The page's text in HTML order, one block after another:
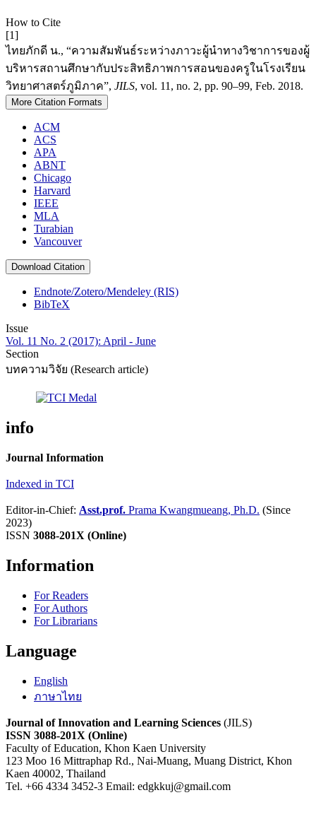
How to Cite
[1]
ไทยภักดี น., “ความสัมพันธ์ระหว่างภาวะผู้นำทางวิชาการของผู้
บริหารสถานศึกษากับประสิทธิภาพการสอนของครูในโรงเรียน
วิทยาศาสตร์ภูมิภาค”, JILS, vol. 11, no. 2, pp. 90–99, Feb. 2018.
More Citation Formats
ACM
ACS
APA
ABNT
Chicago
Harvard
IEEE
MLA
Turabian
Vancouver
Download Citation
Endnote/Zotero/Mendeley (RIS)
BibTeX
Issue
Vol. 11 No. 2 (2017): April - June
Section
บทความวิจัย (Research article)
info
Journal Information
Indexed in TCI
Editor-in-Chief: Asst.prof. Prama Kwangmueang, Ph.D. (Since
2023)
ISSN 3088-201X (Online)
Information
For Readers
For Authors
For Librarians
Language
English
ภาษาไทย
Journal of Innovation and Learning Sciences (JILS)
ISSN 3088-201X (Online)
Faculty of Education, Khon Kaen University
123 Moo 16 Mittraphap Rd., Nai-Muang, Muang District, Khon
Kaen 40002, Thailand
Tel. +66 4334 3452-3 Email: edgkkuj@gmail.com